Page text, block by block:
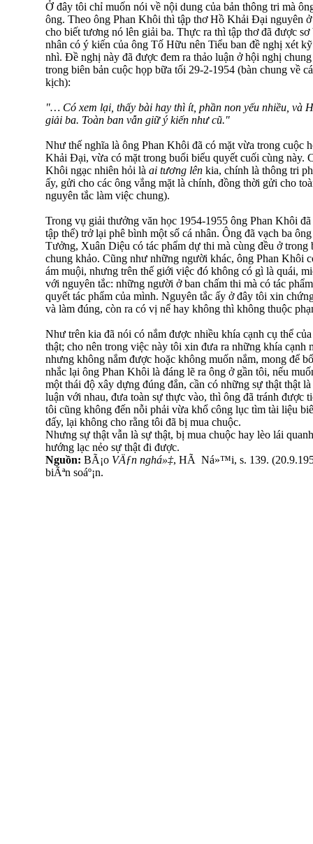
Ở đây tôi chỉ muốn nói về nội dung của bản thông tri mà
ông. Theo ông Phan Khôi thì tập thơ Hồ Khải Đại nguyên
cho biết tương nó lên giải ba. Thực ra thì tập thơ đã được
nhân có ý kiến của ông Tố Hữu nên Tiểu ban đề nghị xét
nhì. Đề nghị này đã được đem ra thảo luận ở hội nghị
trong biên bản cuộc họp bữa tối 29-2-1954 (bàn chung về
kịch):
"… Có xem lại, thấy bài hay thì ít, phần non yếu nhiều, và
giải ba. Toàn ban vẫn giữ ý kiến như cũ."
Như thế nghĩa là ông Phan Khôi đã có mặt vừa trong cuộc
Khải Đại, vừa có mặt trong buổi biểu quyết cuối cùng này.
Khôi ngạc nhiên hỏi là ai tương lên kia, chính là thông tri
ấy, gửi cho các ông vắng mặt là chính, đồng thời gửi cho
nguyên tắc làm việc chung).
Trong vụ giải thưởng văn học 1954-1955 ông Phan Khôi
tập thể) trở lại phê bình một số cá nhân. Ông đã vạch ba
Tưởng, Xuân Diệu có tác phẩm dự thi mà cùng đều ở trong
chung khảo. Cũng như những người khác, ông Phan Khôi
ám muội, nhưng trên thế giới việc đó không có gì là quái,
với nguyên tắc: những người ở ban chấm thi mà có tác
quyết tác phẩm của mình. Nguyên tắc ấy ở đây tôi xin
và làm đúng, còn ra có vị nể hay không thì không thuộc
Như trên kia đã nói có nắm được nhiều khía cạnh cụ thể
thật; cho nên trong việc này tôi xin đưa ra những khía cạnh
nhưng không nắm được hoặc không muốn nắm, mong để
nhắc lại ông Phan Khôi là đáng lẽ ra ông ở gần tôi, nếu
một thái độ xây dựng đúng đắn, cần có những sự thật thật
luận với nhau, đưa toàn sự thực vào, thì ông đã tránh được
tôi cũng không đến nỗi phải vừa khổ công lục tìm tài liệu
đấy, lại không cho rằng tôi đã bị mua chuộc.
Nhưng sự thật vẫn là sự thật, bị mua chuộc hay lèo lái
hướng lạc nẻo sự thật đi được.
Nguồn: BÃ¡o VÄƒn nghá»‡, HÃ Ná»™i, s. 139.
biÃªn soáº¡n.